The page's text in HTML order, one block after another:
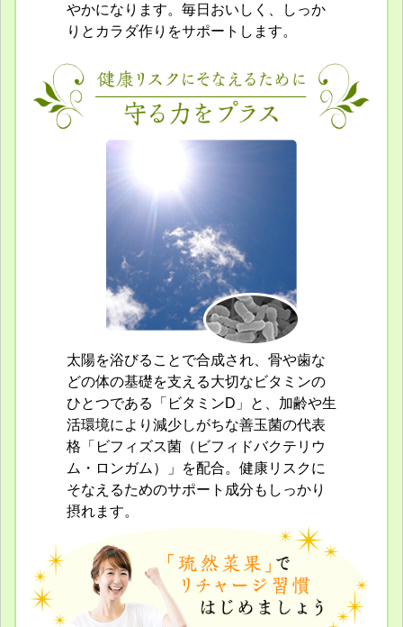
やかになります。毎日おいしく、しっか
りとカラダ作りをサポートします。
太陽を浴びることで合成され、骨や歯な
どの体の基礎を支える大切なビタミンの
ひとつである「ビタミンD」と、加齢や生
活環境により減少しがちな善玉菌の代表
格「ビフィズス菌（ビフィドバクテリウ
ム・ロンガム）」を配合。健康リスクに
そなえるためのサポート成分もしっかり
摂れます。